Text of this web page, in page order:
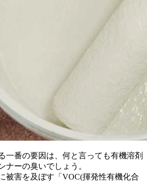
一番の要因は、何と言っても有機溶剤
ナーの臭いでしょう。
被害を及ぼす「VOC(揮発性有機化合